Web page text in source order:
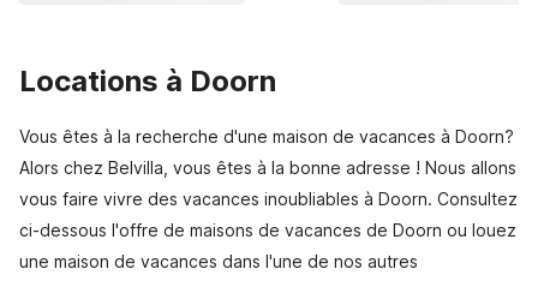
Locations à Doorn
Vous êtes à la recherche d'une maison de vacances à Doorn?
Alors chez Belvilla, vous êtes à la bonne adresse ! Nous allons
vous faire vivre des vacances inoubliables à Doorn. Consultez
ci-dessous l'offre de maisons de vacances de Doorn ou louez
une maison de vacances dans l'une de nos autres